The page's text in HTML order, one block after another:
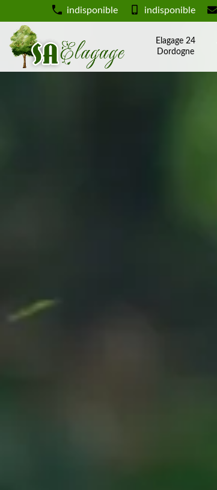
indisponible indisponible
Elagage 24
Dordogne